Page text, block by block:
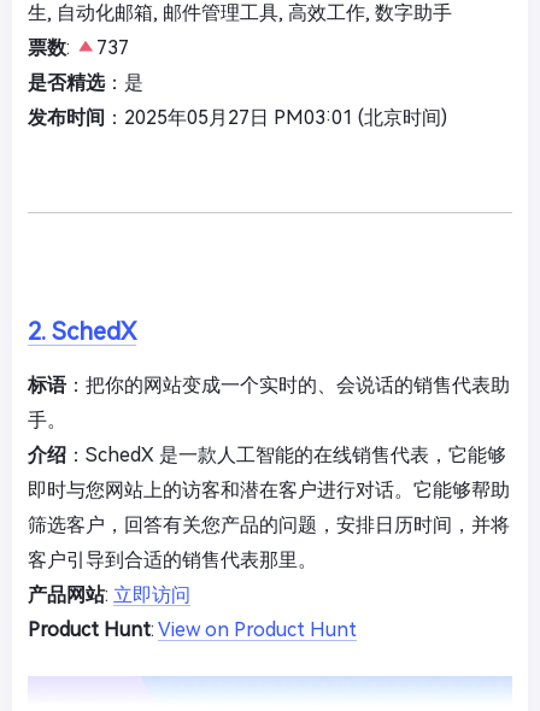
生, 自动化邮箱, 邮件管理工具, 高效工作, 数字助手
票数:
737
是否精选：是
发布时间 ：2025年05月27日 PM03:01 (北京时间)
2. SchedX
标语：把你的网站变成一个实时的、会说话的销售代表助
手。
介绍 ：SchedX 是一款人工智能的在线销售代表，它能够
即时与您网站上的访客和潜在客户进行对话。它能够帮助
筛选客户，回答有关您产品的问题，安排日历时间，并将
客户引导到合适的销售代表那里。
产品网站: 立即访问
Product Hunt: View on Product Hunt